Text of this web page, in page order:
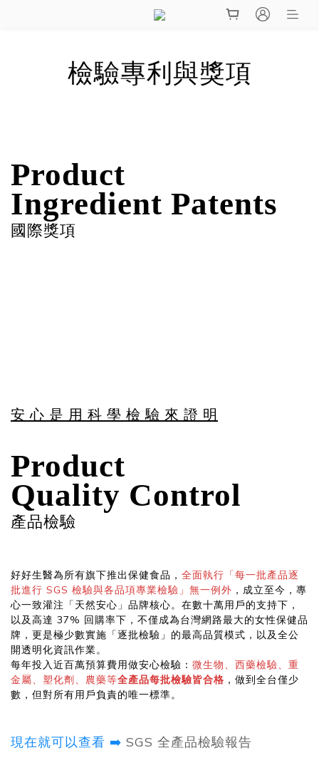
檢驗專利與獎項
Product
Ingredient Patents
國際獎項
安 心 是 用 科 學 檢 驗 來 證 明
Product
Quality Control
產品檢驗
好好生醫為所有旗下推出保健食品， 全面執行「每一批產品逐
批進行 SGS 檢驗與各品項專業檢驗」無一例外 ，成立至今，專
心一致灌注「天然安心」品牌核心。在數十萬用戶的支持下，
以及高達 37% 回購率下，不僅成為台灣網路最大的女性保健品
牌，更是極少數實施「逐批檢驗」的最高品質模式，以及全公
開透明化資訊作業。
每年投入近百萬預算費用做安心檢驗： 微生物、西藥檢驗、重
金屬、塑化劑、農藥等全產品每批檢驗皆合格 ，做到全台僅少
數，但對所有用戶負責的唯一標準。
現在就可以查看 ➡️ SGS 全產品檢驗報告